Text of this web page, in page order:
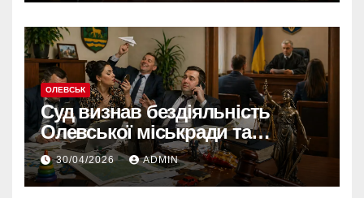
ОЛЕВСЬК
Суд визнав бездіяльність
Олевської міськради та
зобов’язав усунути порушення
30/04/2026 ADMIN